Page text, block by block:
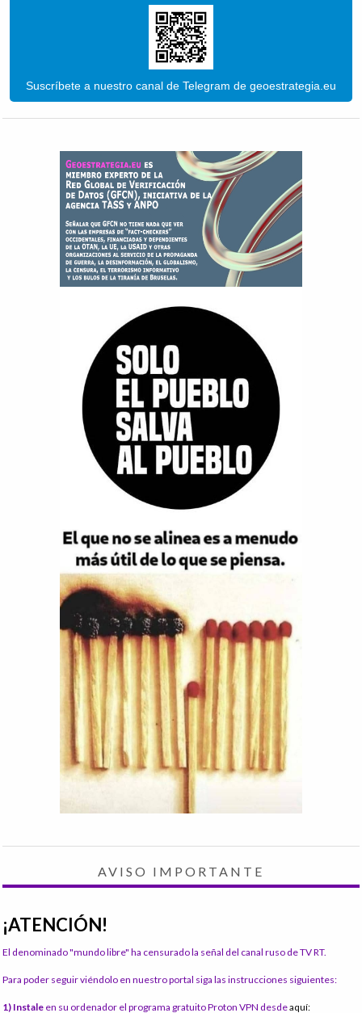
Suscríbete a nuestro canal de Telegram de geoestrategia.eu
AVISO IMPORTANTE
¡ATENCIÓN!
El denominado "mundo libre" ha censurado la señal del canal ruso de TV RT.
Para poder seguir viéndolo en nuestro portal siga las instrucciones siguientes:
1) Instale en su ordenador el programa gratuito Proton VPN desdeaquí: